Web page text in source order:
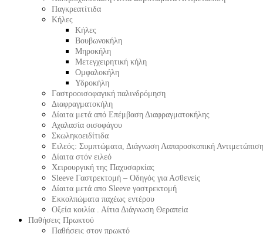
Παγκρεατίτιδα
Κήλες
Κήλες
Βουβωνοκήλη
Μηροκήλη
Μετεγχειρητική κήλη
Ομφαλοκήλη
Υδροκήλη
Γαστροοισοφαγική παλινδρόμηση
Διαφραγματοκήλη
Δίαιτα μετά από Επέμβαση Διαφραγματοκήλης
Αχαλασία οισοφάγου
Σκωληκοειδίτιδα
Ειλεός: Συμπτώματα, Διάγνωση Λαπαροσκοπική Αντιμετώπιση
Δίαιτα στόν ειλεό
Χειρουργική της Παχυσαρκίας
Sleeve Γαστρεκτομή – Οδηγός για Ασθενείς
Δίαιτα μετά απο Sleeve γαστρεκτομή
Εκκολπώματα παχέως εντέρου
Οξεία κοιλία . Αίτια Διάγνωση Θεραπεία
Παθήσεις Πρωκτού
Παθήσεις στον πρωκτό